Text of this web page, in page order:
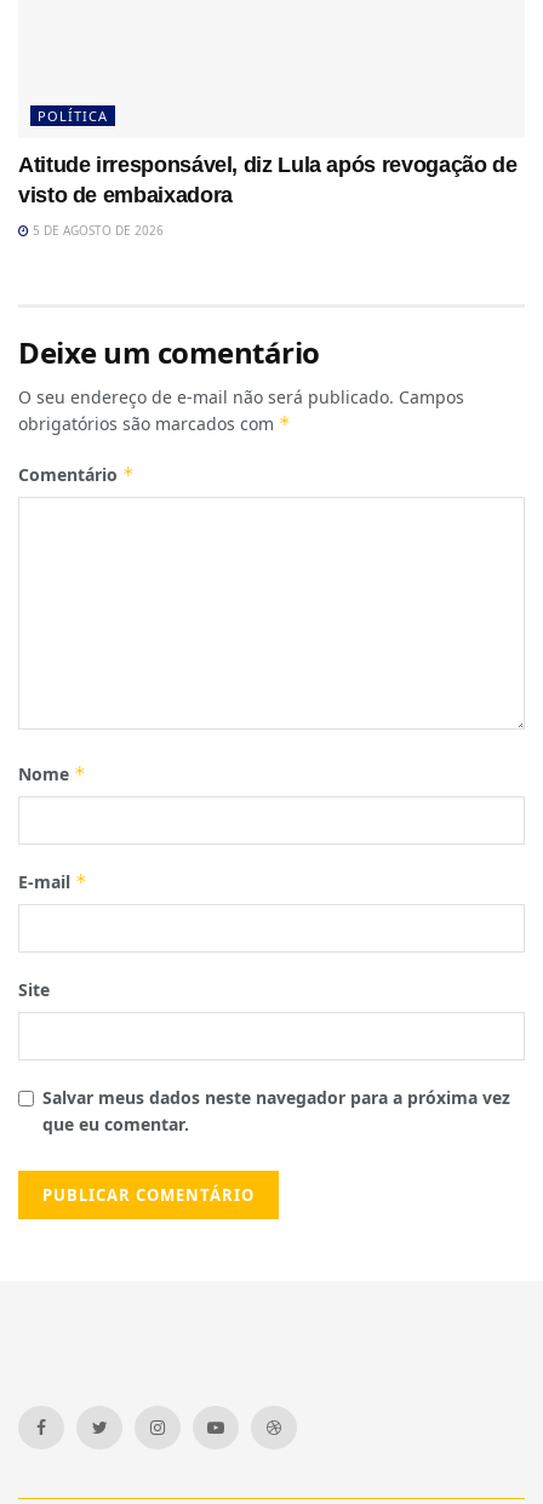
POLÍTICA
Atitude irresponsável, diz Lula após revogação de
visto de embaixadora
5 DE AGOSTO DE 2026
Deixe um comentário
O seu endereço de e-mail não será publicado. Campos
obrigatórios são marcados com *
Comentário *
Nome *
E-mail *
Site
Salvar meus dados neste navegador para a próxima vez
que eu comentar.